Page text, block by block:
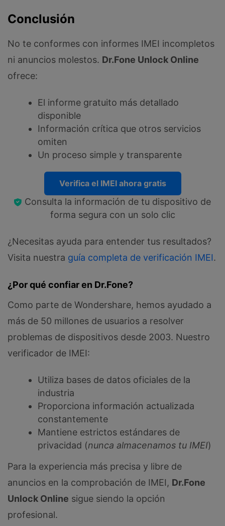
Conclusión
No te conformes con informes IMEI incompletos
ni anuncios molestos. Dr.Fone Unlock Online
ofrece:
El informe gratuito más detallado
disponible
Información crítica que otros servicios
omiten
Un proceso simple y transparente
Verifica el IMEI ahora gratis
Consulta la información de tu dispositivo de
forma segura con un solo clic
¿Necesitas ayuda para entender tus resultados?
Visita nuestra guía completa de verificación IMEI.
¿Por qué confiar en Dr.Fone?
Como parte de Wondershare, hemos ayudado a
más de 50 millones de usuarios a resolver
problemas de dispositivos desde 2003. Nuestro
verificador de IMEI:
Utiliza bases de datos oficiales de la
industria
Proporciona información actualizada
constantemente
Mantiene estrictos estándares de
privacidad (nunca almacenamos tu IMEI)
Para la experiencia más precisa y libre de
anuncios en la comprobación de IMEI, Dr.Fone
Unlock Online sigue siendo la opción
profesional.